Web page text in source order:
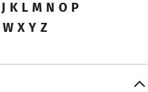
J K L M N O P
W X Y Z